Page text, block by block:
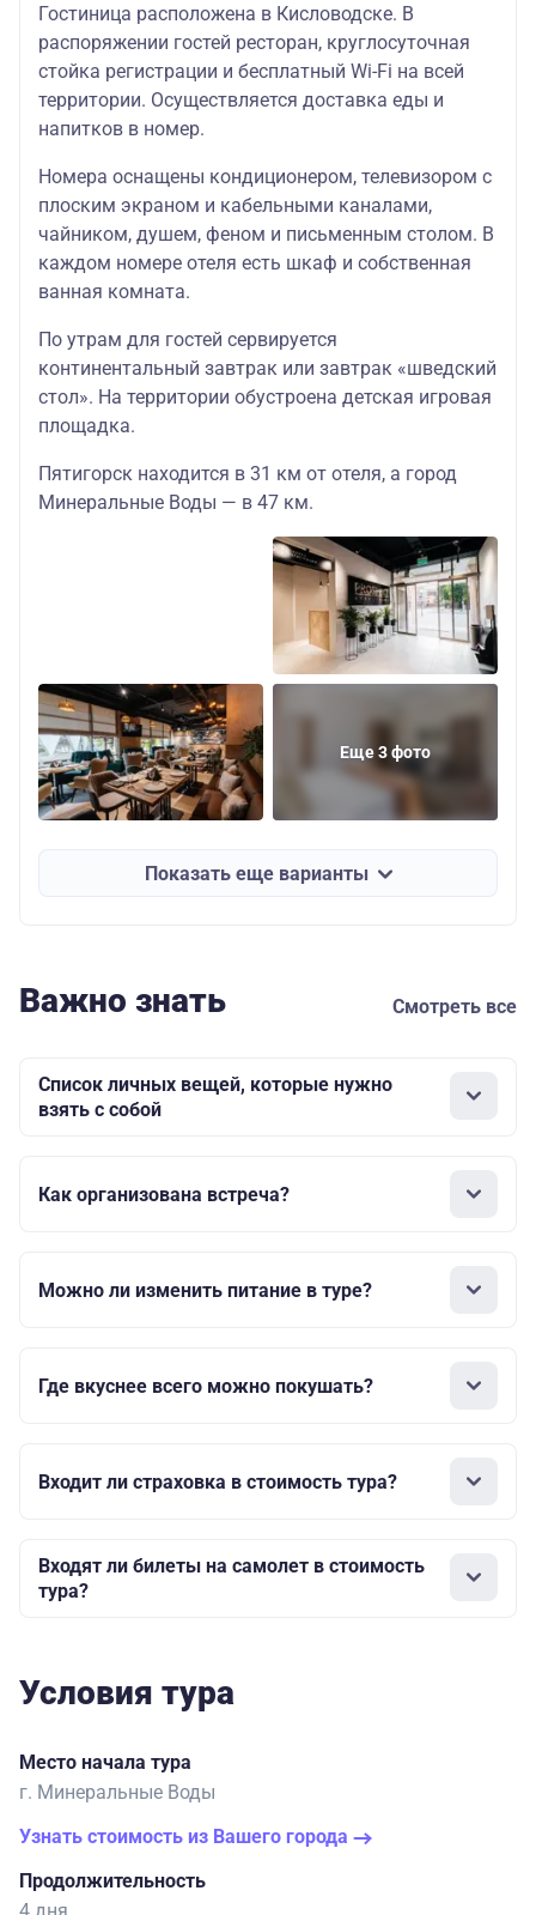
Гостиница расположена в Кисловодске. В
распоряжении гостей ресторан, круглосуточная
стойка регистрации и бесплатный Wi-Fi на всей
территории. Осуществляется доставка еды и
напитков в номер.
Номера оснащены кондиционером, телевизором с
плоским экраном и кабельными каналами,
чайником, душем, феном и письменным столом. В
каждом номере отеля есть шкаф и собственная
ванная комната.
По утрам для гостей сервируется
континентальный завтрак или завтрак «шведский
стол». На территории обустроена детская игровая
площадка.
Пятигорск находится в 31 км от отеля, а город
Минеральные Воды — в 47 км.
Еще 3 фото
Показать еще варианты
Важно знать Смотреть все
Список личных вещей, которые нужно
взять с собой
Как организована встреча?
Можно ли изменить питание в туре?
Где вкуснее всего можно покушать?
Входит ли страховка в стоимость тура?
Входят ли билеты на самолет в стоимость
тура?
Условия тура
Место начала тура
г. Минеральные Воды
Узнать стоимость из Вашего города
Продолжительность